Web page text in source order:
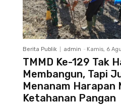
Berita Publik admin - Kamis, 6
TMMD Ke-129 Tak
Membangun, Tapi
Menanam Harapan
Ketahanan Pangan